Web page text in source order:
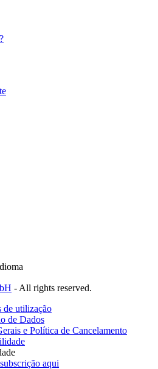
- All rights reserved.
de utilização
de Dados
e Política de Cancelamento
aqui